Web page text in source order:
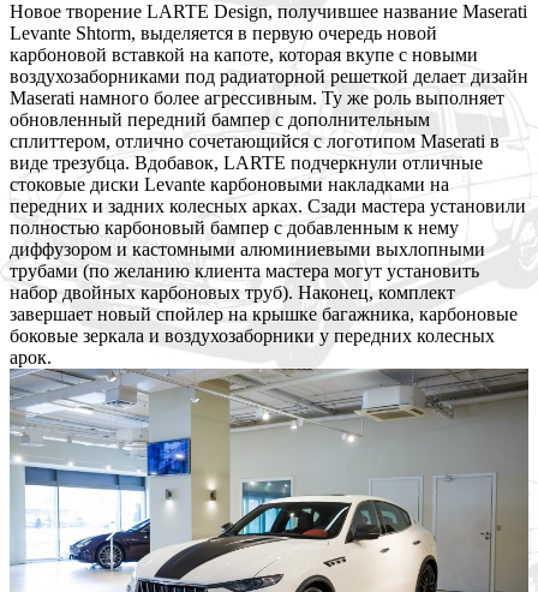
Новое творение LARTE Design, получившее название Maserati
Levante Shtorm, выделяется в первую очередь новой
карбоновой вставкой на капоте, которая вкупе с новыми
воздухозаборниками под радиаторной решеткой делает дизайн
Maserati намного более агрессивным. Ту же роль выполняет
обновленный передний бампер с дополнительным
сплиттером, отлично сочетающийся с логотипом Maserati в
виде трезубца. Вдобавок, LARTE подчеркнули отличные
стоковые диски Levante карбоновыми накладками на
передних и задних колесных арках. Сзади мастера установили
полностью карбоновый бампер с добавленным к нему
диффузором и кастомными алюминиевыми выхлопными
трубами (по желанию клиента мастера могут установить
набор двойных карбоновых труб). Наконец, комплект
завершает новый спойлер на крышке багажника, карбоновые
боковые зеркала и воздухозаборники у передних колесных
арок.